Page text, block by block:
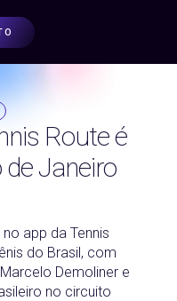
Route é
Janeiro
app da Tennis
do Brasil, com
Demoliner e
no circuito